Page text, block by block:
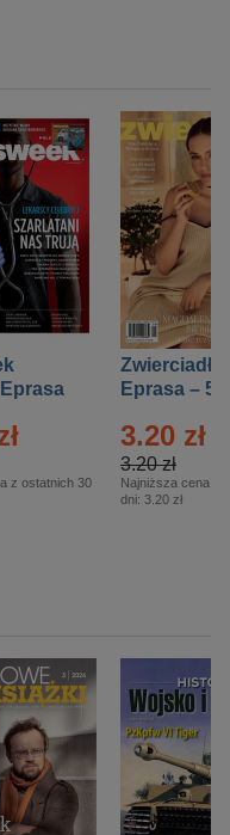
z ostatnich 30
Zwierciadło
Eprasa – 5/
3.20 zł
3.20 zł
Najniższa cena z
dni: 3.20 zł